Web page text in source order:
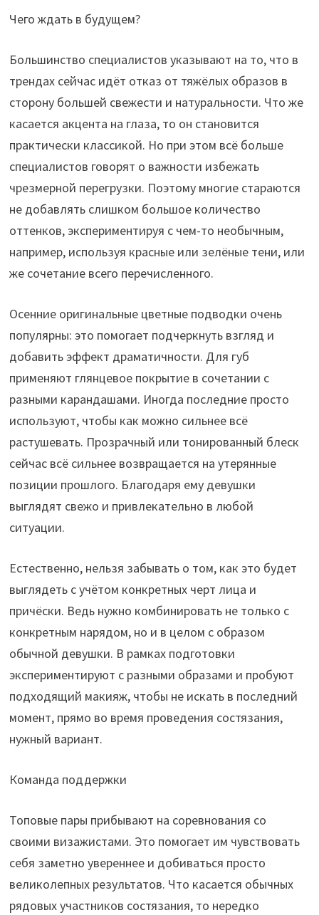
Чего ждать в будущем?
Большинство специалистов указывают на то, что в
трендах сейчас идёт отказ от тяжёлых образов в
сторону большей свежести и натуральности. Что же
касается акцента на глаза, то он становится
практически классикой. Но при этом всё больше
специалистов говорят о важности избежать
чрезмерной перегрузки. Поэтому многие стараются
не добавлять слишком большое количество
оттенков, экспериментируя с чем-то необычным,
например, используя красные или зелёные тени, или
же сочетание всего перечисленного.
Осенние оригинальные цветные подводки очень
популярны: это помогает подчеркнуть взгляд и
добавить эффект драматичности. Для губ
применяют глянцевое покрытие в сочетании с
разными карандашами. Иногда последние просто
используют, чтобы как можно сильнее всё
растушевать. Прозрачный или тонированный блеск
сейчас всё сильнее возвращается на утерянные
позиции прошлого. Благодаря ему девушки
выглядят свежо и привлекательно в любой
ситуации.
Естественно, нельзя забывать о том, как это будет
выглядеть с учётом конкретных черт лица и
причёски. Ведь нужно комбинировать не только с
конкретным нарядом, но и в целом с образом
обычной девушки. В рамках подготовки
экспериментируют с разными образами и пробуют
подходящий макияж, чтобы не искать в последний
момент, прямо во время проведения состязания,
нужный вариант.
Команда поддержки
Топовые пары прибывают на соревнования со
своими визажистами. Это помогает им чувствовать
себя заметно увереннее и добиваться просто
великолепных результатов. Что касается обычных
рядовых участников состязания, то нередко